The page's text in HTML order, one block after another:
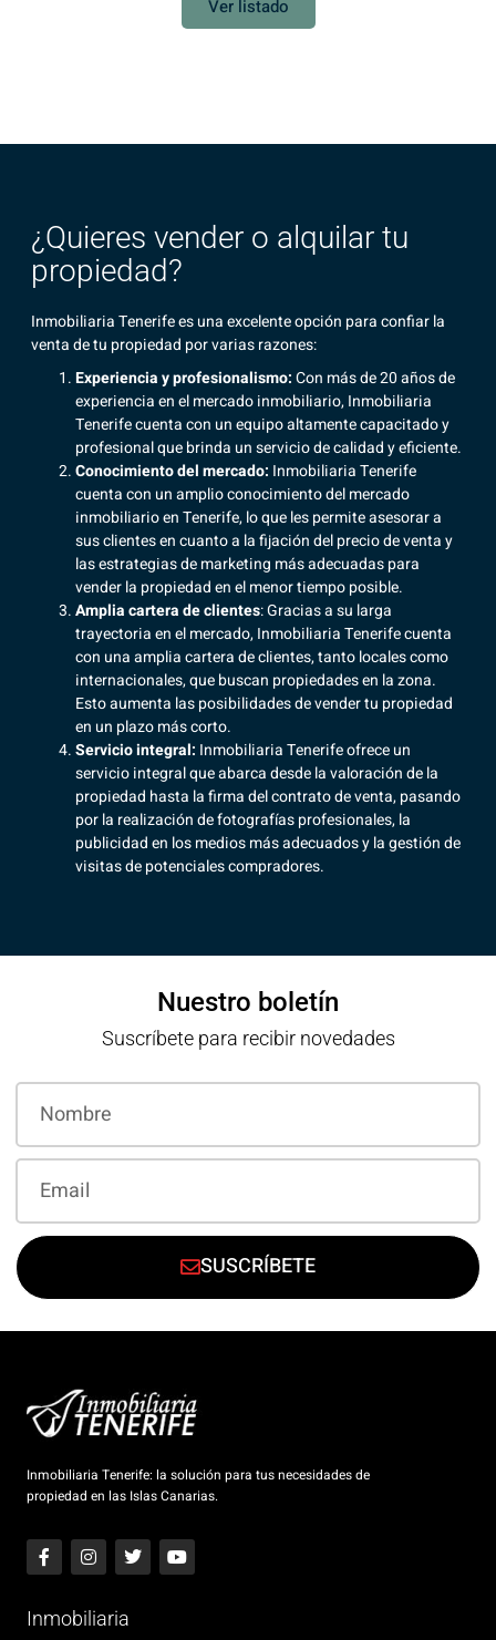
Ver listado
¿Quieres vender o alquilar tu
propiedad?
Inmobiliaria Tenerife es una excelente opción para confiar la
venta de tu propiedad por varias razones:
Experiencia y profesionalismo:Con más de 20 años de
experiencia en el mercado inmobiliario,Inmobiliaria
Tenerifecuenta con un equipo altamente capacitado y
profesional que brinda un servicio de calidad y eficiente.
Conocimiento del mercado: Inmobiliaria Tenerife
cuenta con unamplio conocimiento del mercado
inmobiliarioen Tenerife, lo que les permite asesorar a
sus clientes en cuanto a la fijación del precio de venta y
las estrategias de marketing más adecuadas para
vender la propiedad en el menor tiempo posible.
Amplia cartera de clientes: Gracias a su larga
trayectoria en el mercado, Inmobiliaria Tenerife cuenta
con una amplia cartera de clientes, tanto locales como
internacionales, que buscan propiedades en la zona.
Esto aumenta las posibilidades de vender tu propiedad
en un plazo más corto.
Servicio integral: Inmobiliaria Tenerife ofrece un
servicio integral que abarca desde la valoración de la
propiedad hasta la firma del contrato de venta, pasando
por la realización de fotografías profesionales, la
publicidad en los medios más adecuados y la gestión de
visitas de potenciales compradores.
Nuestro boletín
Suscríbete para recibir novedades
SUSCRÍBETE
Inmobiliaria Tenerife: la solución para tus necesidades de
propiedad en las Islas Canarias.
Inmobiliaria